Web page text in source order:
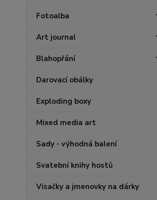
Fotoalba
Art journal
Blahopřání
Darovací obálky
Exploding boxy
Mixed media art
Sady - výhodná balení
Svatební knihy hostů
Visačky a jmenovky na dárky